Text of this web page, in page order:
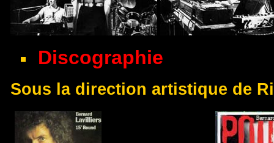
Discographie
Sous la direction artistique de